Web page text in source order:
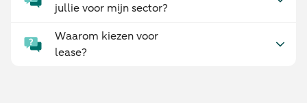
jullie voor mijn sector?
Waarom kiezen voor
lease?